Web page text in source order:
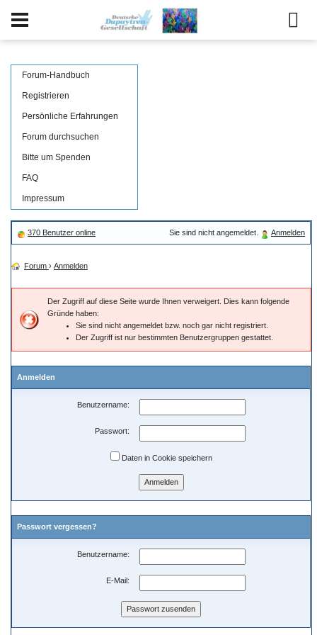
Forum-Handbuch
Registrieren
Persönliche Erfahrungen
Forum durchsuchen
Bitte um Spenden
FAQ
Impressum
370 Benutzer online Sie sind nicht angemeldet. Anmelden
Forum › Anmelden
Der Zugriff auf diese Seite wurde Ihnen verweigert. Dies kann folgende
Gründe haben:
Sie sind nicht angemeldet bzw. noch gar nicht registriert.
Der Zugriff ist nur bestimmten Benutzergruppen gestattet.
Anmelden
Benutzername:
Passwort:
Daten in Cookie speichern
Passwort vergessen?
Benutzername:
E-Mail: